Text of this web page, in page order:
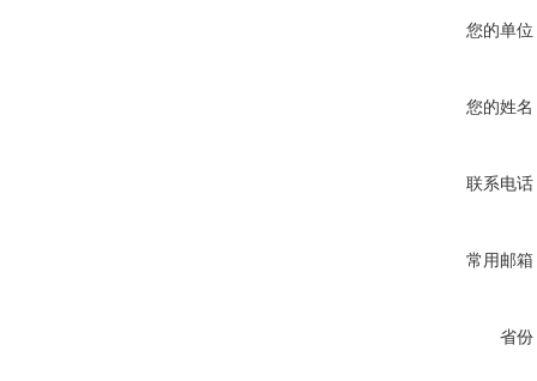
您的单位
您的姓名
联系电话
常用邮箱
省份